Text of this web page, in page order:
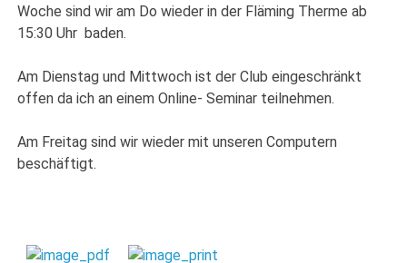
Woche sind wir am Do wieder in der Fläming Therme ab
15:30 Uhr baden.
Am Dienstag und Mittwoch ist der Club eingeschränkt
offen da ich an einem Online- Seminar teilnehmen.
Am Freitag sind wir wieder mit unseren Computern
beschäftigt.